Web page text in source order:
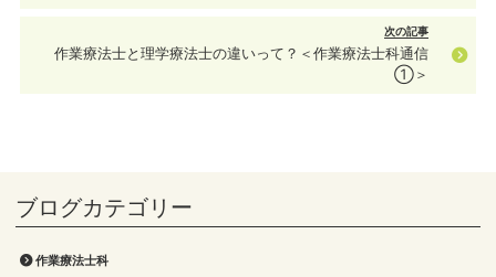
作業療法士科
次の記事
作業療法士と理学療法士の違いって？＜作業療法士科通信
①＞